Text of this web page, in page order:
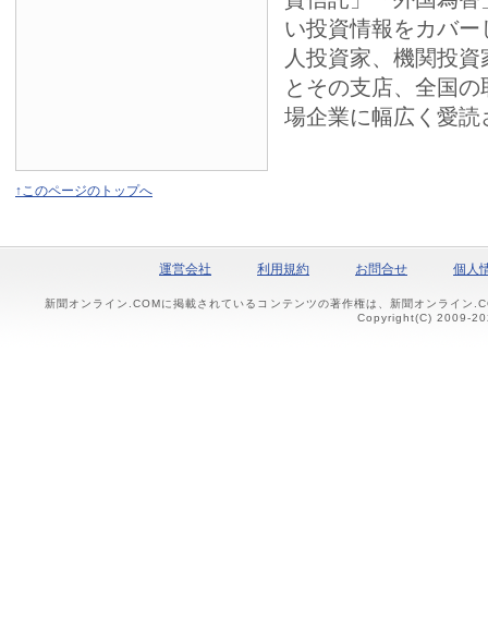
い投資情報をカバ
人投資家、機関投
とその支店、全国
場企業に幅広く愛読
↑このページのトップへ
運営会社 利用規約 お問合せ 個人
新聞オンライン.COMに掲載されているコンテンツの著作権は、新聞オンライン
Copyright(C) 2009-